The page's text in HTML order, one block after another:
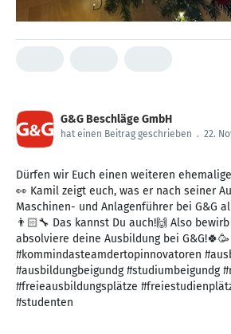
G&G Beschläge GmbH
hat einen Beitrag geschrieben . 22.
Dürfen wir Euch einen weiteren
👀 Kamil zeigt euch, was er nach seiner
Maschinen- und Anlagenführer bei G&G
👨🏻‍🔧 Das kannst Du auch!🙌 Also
absolviere deine Ausbildung bei G&G!🍀🥳
#kommindasteamdertopinnovatoren
#ausbildungbeigundg #studiumbeigundg
#freieausbildungsplätze
#studenten